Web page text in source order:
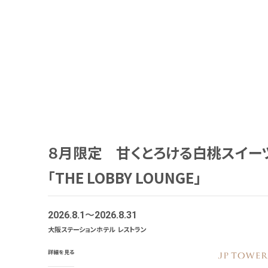
８月限定 甘くとろける白桃スイー
「THE LOBBY LOUNGE」
2026.8.1 2026.8.31
大阪ステーションホテル レストラン
詳細を見る